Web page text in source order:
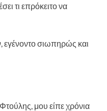
τι επρόκειτο να
εγένοντο σιωπηρώς και
μου είπε χρόνια